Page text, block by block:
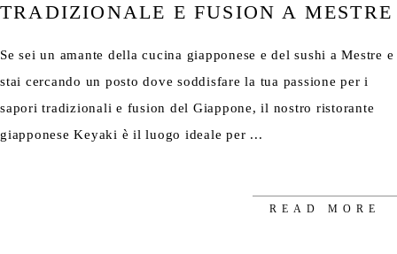
TRADIZIONALE E FUSION A MESTRE
Se sei un amante della cucina giapponese e del sushi a Mestre e
stai cercando un posto dove soddisfare la tua passione per i
sapori tradizionali e fusion del Giappone, il nostro ristorante
giapponese Keyaki è il luogo ideale per
READ MORE